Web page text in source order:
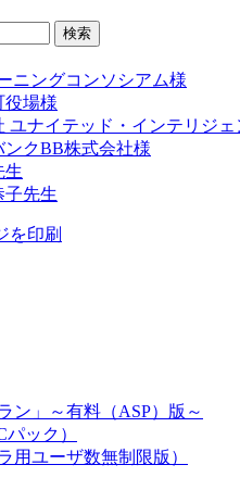
ニングコンソシアム様
役場様
ユナイテッド・インテリジェ
クBB株式会社様
生
子先生
を印刷
ン」～有料（ASP）版～
ック）
用ユーザ数無制限版）